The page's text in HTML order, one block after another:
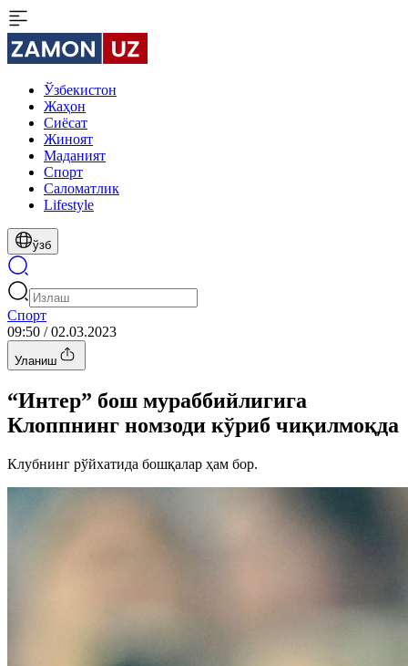
Ўзбекистон
Жаҳон
Сиёсат
Жиноят
Маданият
Спорт
Cаломатлик
Lifestyle
ўзб
Спорт
09:50 / 02.03.2023
Уланиш
“Интер” бош мураббийлигига
Клоппнинг номзоди кўриб чиқилмоқда
Клубнинг рўйхатида бошқалар ҳам бор.